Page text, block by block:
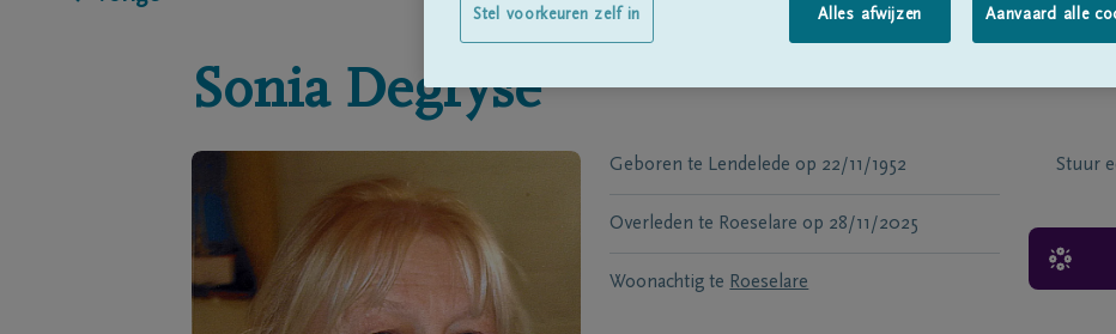
Sonia Degryse
Geboren te Lendelede op 22/11/1952
Overleden te Roeselare op 28/11/2025
Woonachtig te Roeselare
Stuur
Alles afwijzen Aanvaard alle
Stel voorkeuren zelf in